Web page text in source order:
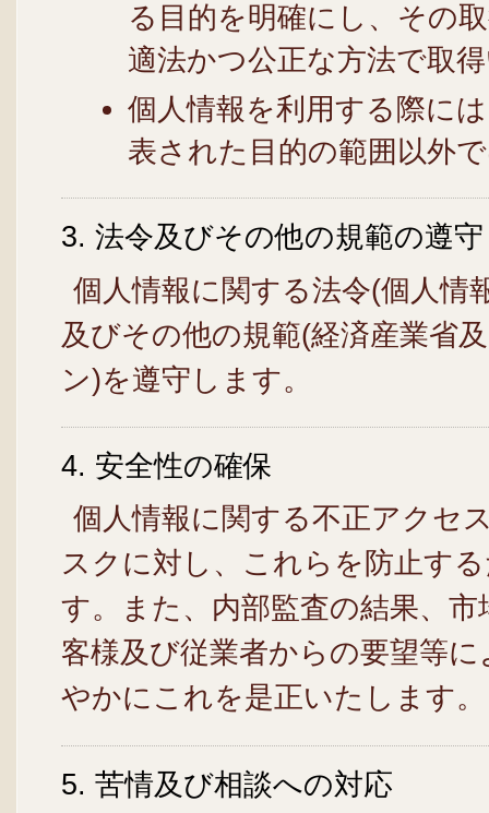
る目的を明確にし、その
適法かつ公正な方法で取
個人情報を利用する際に
表された目的の範囲以外
3. 法令及びその他の規範の遵守
個人情報に関する法令(個人情
及びその他の規範(経済産業省
ン)を遵守します。
4. 安全性の確保
個人情報に関する不正アクセ
スクに対し、これらを防止す
す。また、内部監査の結果、
客様及び従業者からの要望等
やかにこれを是正いたします。
5. 苦情及び相談への対応